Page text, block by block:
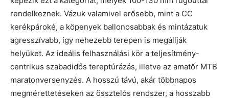
rendelkeznek. Vázuk valamivel erősebb, mint a CC
kerékpároké, a köpenyek ballonosabbak és mintázatuk
agresszívabb, így nehezebb terepen is megállják
helyüket. Az ideális felhasználási kör a teljesítmény-
centrikus szabadidős tereptúrázás, illetve az amatőr MTB
maratonversenyzés. A hosszú távú, akár többnapos
megmérettetéseken az össztelós rendszer, a hosszabb